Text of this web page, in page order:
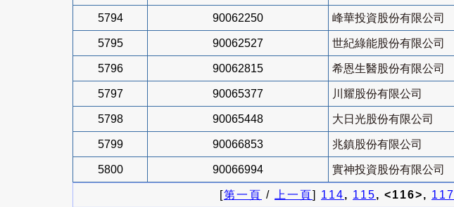
5794 90062250 峰華投資股份有限公司
5795 90062527 世紀綠能股份有限公司
5796 90062815 希恩生醫股份有限公司
5797 90065377 川耀股份有限公司
5798 90065448 大日光股份有限公司
5799 90066853 兆鎮股份有限公司
5800 90066994 實神投資股份有限公司
[第一頁 / 上一頁] 114, 115, <116>, 117